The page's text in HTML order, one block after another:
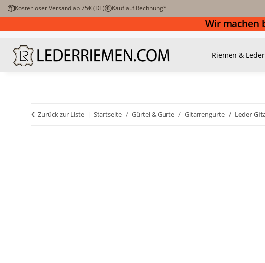
Kostenloser Versand ab 75€ (DE) Kauf auf Rechnung*
Wir machen
Riemen & Leder
Zurück zur Liste Startseite Gürtel & Gurte Gitarrengurte Leder